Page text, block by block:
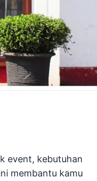
event, kebutuhan
membantu kamu